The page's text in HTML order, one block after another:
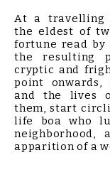
At a travelling
the eldest of
fortune read by
the resulting
cryptic and
point onwards,
and the lives
them, start
life boa who
neighborhood,
apparition of a